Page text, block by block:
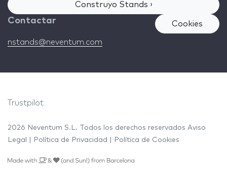
Construyo Stands ›
Contactar
nstands@neventum.com
Cookies
Trustpilot
2026 Neventum S.L. Todos los derechos reservados Aviso
Legal
Política de Privacidad Política de Cookies